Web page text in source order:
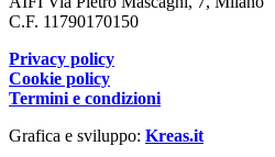
C.F. 11790170150
Privacy policy
Cookie policy
Termini e condizioni
Grafica e sviluppo: Kreas.it